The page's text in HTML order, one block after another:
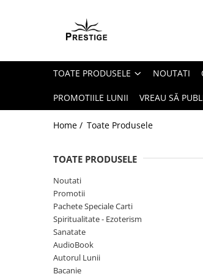
Toate Produsele
Pachete Speciale Carti
Spiritualitate - Ezoterism
AngelConnection
Chiromantie
Dezvoltare Spirituala
KidConnection
Minte Corp
New Illuminati Files
TOATE PRODUSELE NOUTATI
PROMOTIILE LUNII VREAU SĂ
Home / Toate Produsele
TOATE PRODUSELE
Noutati
Promotii
Pachete Speciale Carti
Spiritualitate - Ezoterism
Sanatate
AudioBook
Autorul Lunii
Bacanie